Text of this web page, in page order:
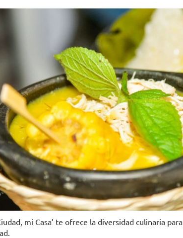
mi Casa’ te ofrece la diversidad culinaria